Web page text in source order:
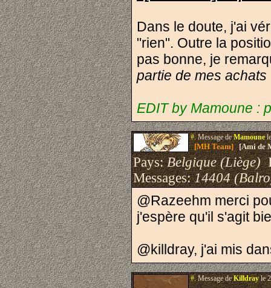
Dans le doute, j'ai
"rien". Outre la
pas bonne, je
partie de mes achats
EDIT by Mamoune :
#.Message deMamoune
[MH Team][Ami de
Pays:Belgique (Liège)
Messages:14404
@Razeehm merci
j'espère qu'il s'agit
@killdray, j'ai mis
#.Message deKilldrayle